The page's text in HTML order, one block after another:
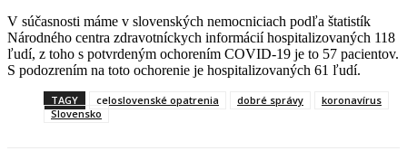
V súčasnosti máme v slovenských nemocniciach podľa štatistík
Národného centra zdravotníckych informácií hospitalizovaných 118
ľudí, z toho s potvrdeným ochorením COVID-19 je to 57 pacientov.
S podozrením na toto ochorenie je hospitalizovaných 61 ľudí.
TAGY celoslovenské opatrenia dobré správy
koronavírus
Slovensko